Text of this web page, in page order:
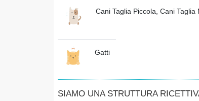
Cani Taglia Piccola, Cani Taglia
Gatti
SIAMO UNA STRUTTURA